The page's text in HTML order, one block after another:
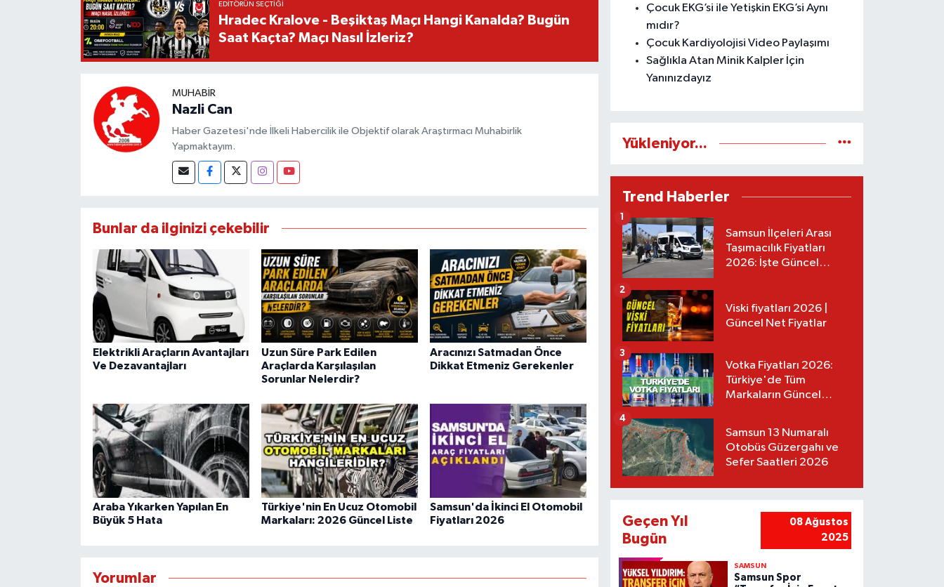
EDITÖRÜN SEÇTIĞI
Hradec Kralove - Beşiktaş Maçı Hangi Kanalda? Bugün
Saat Kaçta? Maçı Nasıl İzleriz?
MUHABIR
Nazli Can
Haber Gazetesi'nde İlkeli Habercilik ile Objektif olarak Araştırmacı Muhabirlik
Yapmaktayım.
Bunlar da ilginizi çekebilir
Elektrikli Araçların Avantajları
Ve Dezavantajları
Uzun Süre Park Edilen
Araçlarda Karşılaşılan
Sorunlar Nelerdir?
Aracınızı Satmadan Önce
Dikkat Etmeniz Gerekenler
Araba Yıkarken Yapılan En
Büyük 5 Hata
Türkiye'nin En Ucuz Otomobil
Markaları: 2026 Güncel Liste
Samsun'da İkinci El Otomobil
Fiyatları 2026
Yorumlar
Çocuk EKG’si ile Yetişkin EKG’si Aynı
mıdır?
Çocuk Kardiyolojisi Video Paylaşımı
Sağlıkla Atan Minik Kalpler İçin
Yanınızdayız
Yükleniyor...
Trend Haberler
Samsun İlçeleri Arası
Taşımacılık Fiyatları
2026: İşte Güncel
1
Viski fiyatları 2026 |
Güncel Net Fiyatlar
2
Votka Fiyatları 2026:
Türkiye'de Tüm
Markaların Güncel
3
Samsun 13 Numaralı
Otobüs Güzergahı ve
Sefer Saatleri 2026
4
Geçen Yıl
Bugün
08 Ağustos
2025
SAMSUN
Samsun Spor